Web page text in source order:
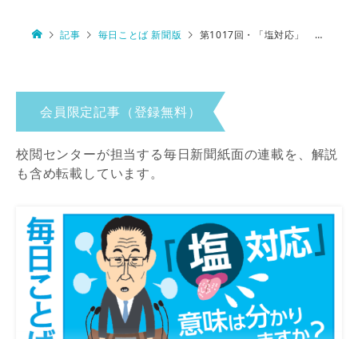
記事 毎日ことば 新聞版 第1017回・「塩対応」 意味は分かりますか？
会員限定記事（登録無料）
校閲センターが担当する毎日新聞紙面の連載を、解説
も含め転載しています。